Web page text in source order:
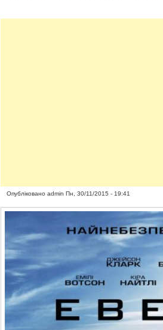
Опублікованоadmin Пн, 30/11/2015 - 19:41